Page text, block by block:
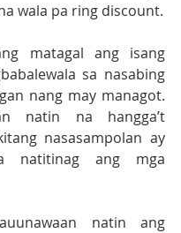
wala pa ring discount.
matagal ang isang
sa nasabing
nang may managot.
natin na hangga’t
nasasampolan ay
natitinag ang mga
natin ang